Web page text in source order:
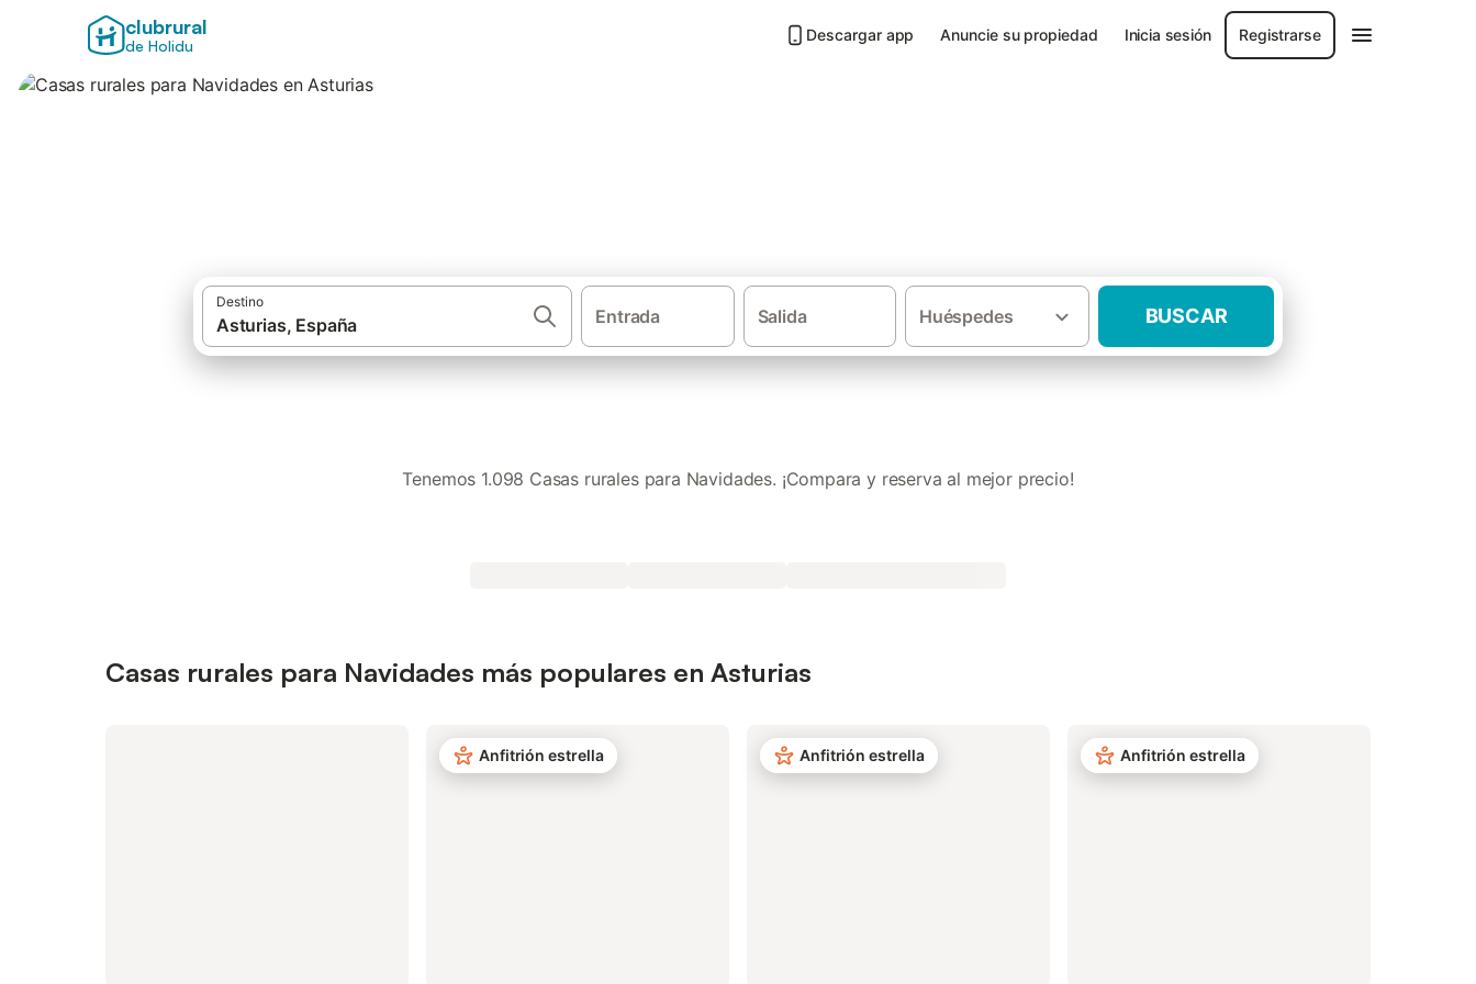
clubrural
de Holidu
Descargar app Anuncie su propiedad Inicia sesión Registrarse
Destino
Entrada Salida Huéspedes BUSCAR
Tenemos 1.098 Casas rurales para Navidades. ¡Compara y reserva al mejor precio!
Casas rurales para Navidades más populares en Asturias
Anfitrión estrella Anfitrión estrella Anfitrión estrella